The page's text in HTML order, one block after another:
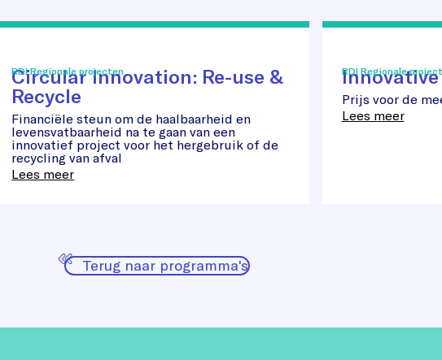
use
Recycle
RDI Regionale projecten
Circular Innovation: Re-use &
Recycle
Financiële steun om de haalbaarheid en
levensvatbaarheid na te gaan van een
innovatief project voor het hergebruik of de
recycling van afval
Lees meer
RDI Regionale
Prijs voor de
Lees meer
Terug naar programma's